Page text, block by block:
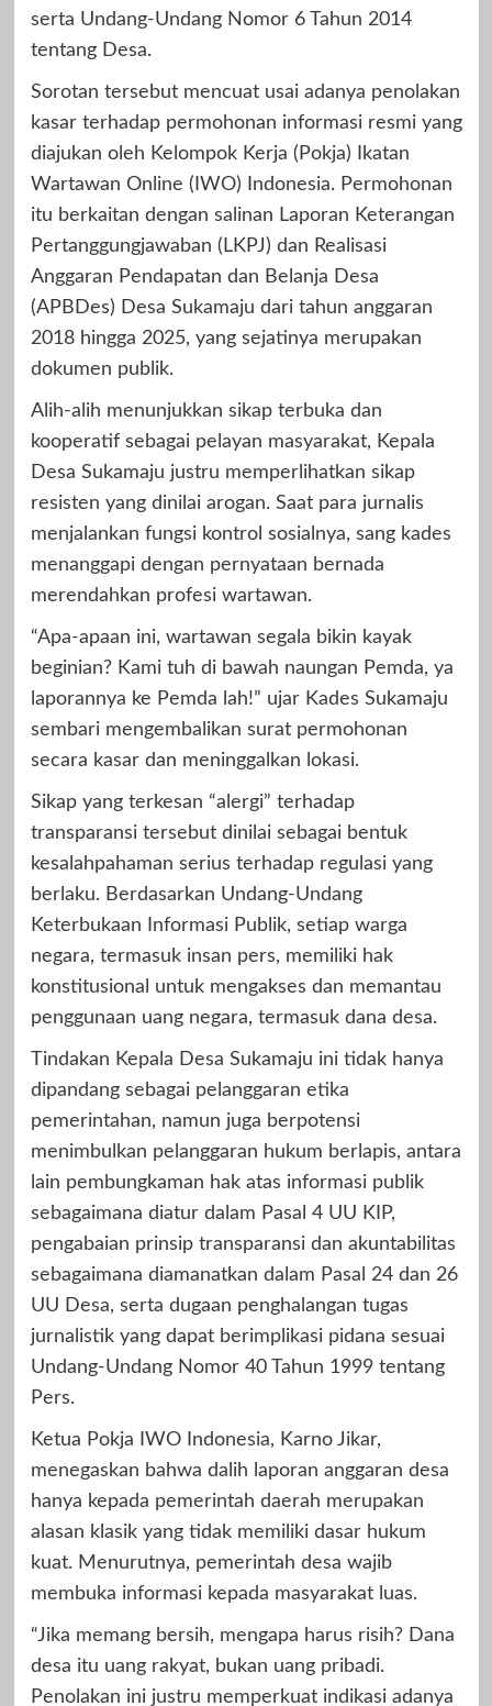
serta Undang-Undang Nomor 6 Tahun 2014
tentang Desa.
Sorotan tersebut mencuat usai adanya penolakan
kasar terhadap permohonan informasi resmi yang
diajukan oleh Kelompok Kerja (Pokja) Ikatan
Wartawan Online (IWO) Indonesia. Permohonan
itu berkaitan dengan salinan Laporan Keterangan
Pertanggungjawaban (LKPJ) dan Realisasi
Anggaran Pendapatan dan Belanja Desa
(APBDes) Desa Sukamaju dari tahun anggaran
2018 hingga 2025, yang sejatinya merupakan
dokumen publik.
Alih-alih menunjukkan sikap terbuka dan
kooperatif sebagai pelayan masyarakat, Kepala
Desa Sukamaju justru memperlihatkan sikap
resisten yang dinilai arogan. Saat para jurnalis
menjalankan fungsi kontrol sosialnya, sang kades
menanggapi dengan pernyataan bernada
merendahkan profesi wartawan.
“Apa-apaan ini, wartawan segala bikin kayak
beginian? Kami tuh di bawah naungan Pemda, ya
laporannya ke Pemda lah!” ujar Kades Sukamaju
sembari mengembalikan surat permohonan
secara kasar dan meninggalkan lokasi.
Sikap yang terkesan “alergi” terhadap
transparansi tersebut dinilai sebagai bentuk
kesalahpahaman serius terhadap regulasi yang
berlaku. Berdasarkan Undang-Undang
Keterbukaan Informasi Publik, setiap warga
negara, termasuk insan pers, memiliki hak
konstitusional untuk mengakses dan memantau
penggunaan uang negara, termasuk dana desa.
Tindakan Kepala Desa Sukamaju ini tidak hanya
dipandang sebagai pelanggaran etika
pemerintahan, namun juga berpotensi
menimbulkan pelanggaran hukum berlapis, antara
lain pembungkaman hak atas informasi publik
sebagaimana diatur dalam Pasal 4 UU KIP,
pengabaian prinsip transparansi dan akuntabilitas
sebagaimana diamanatkan dalam Pasal 24 dan 26
UU Desa, serta dugaan penghalangan tugas
jurnalistik yang dapat berimplikasi pidana sesuai
Undang-Undang Nomor 40 Tahun 1999 tentang
Pers.
Ketua Pokja IWO Indonesia, Karno Jikar,
menegaskan bahwa dalih laporan anggaran desa
hanya kepada pemerintah daerah merupakan
alasan klasik yang tidak memiliki dasar hukum
kuat. Menurutnya, pemerintah desa wajib
membuka informasi kepada masyarakat luas.
“Jika memang bersih, mengapa harus risih? Dana
desa itu uang rakyat, bukan uang pribadi.
Penolakan ini justru memperkuat indikasi adanya